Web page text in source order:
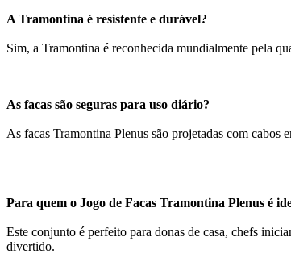
A Tramontina é resistente e durável?
Sim, a Tramontina é reconhecida mundialmente pela
As facas são seguras para uso diário?
As facas Tramontina Plenus são projetadas com cabos
Para quem o Jogo de Facas Tramontina Plenus é
Este conjunto é perfeito para donas de casa, chefs
divertido.